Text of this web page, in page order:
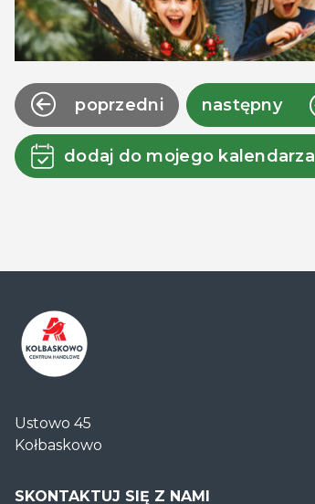
poprzedni następny
dodaj do mojego kalendarza
Handlowe
Auchan
Ustowo 45
Kołbaskowo
SKONTAKTUJ SIĘ Z NAMI